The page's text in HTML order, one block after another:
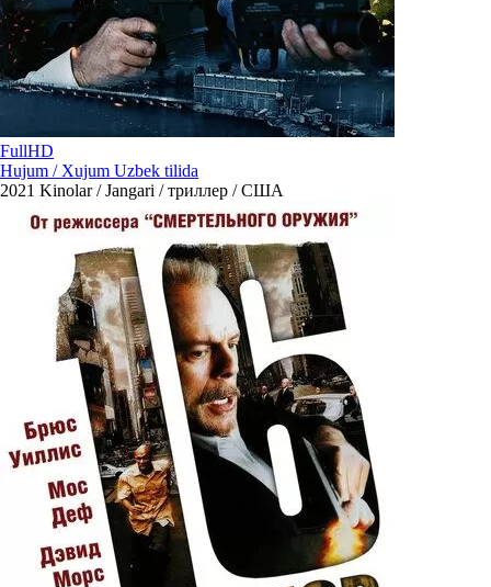
FullHD
Hujum / Xujum Uzbek tilida
2021 Kinolar / Jangari / триллер / США